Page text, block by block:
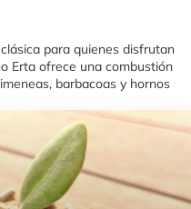
para quienes disfrutan
Erta ofrece una combustión
barbacoas y hornos